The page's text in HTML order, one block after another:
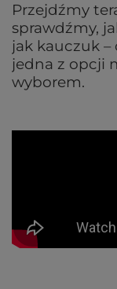
Przejdźmy
sprawdźmy,
jak kauczuk
jedna z opcji
wyborem.